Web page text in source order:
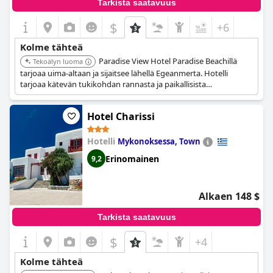
Tarkista saatavuus
$ +6
Kolme tähteä
Tekoälyn luoma
Paradise View Hotel Paradise Beachillä
tarjoaa uima-altaan ja sijaitsee lähellä Egeanmerta. Hotelli
tarjoaa kätevän tukikohdan rannasta ja paikallisista
nähtävyyksistä nauttimiseen.
Hotel Charissi
Hotelli Mykonoksessa, Town
9,2 Erinomainen
Alkaen 148 $
Tarkista saatavuus
$ +4
Kolme tähteä